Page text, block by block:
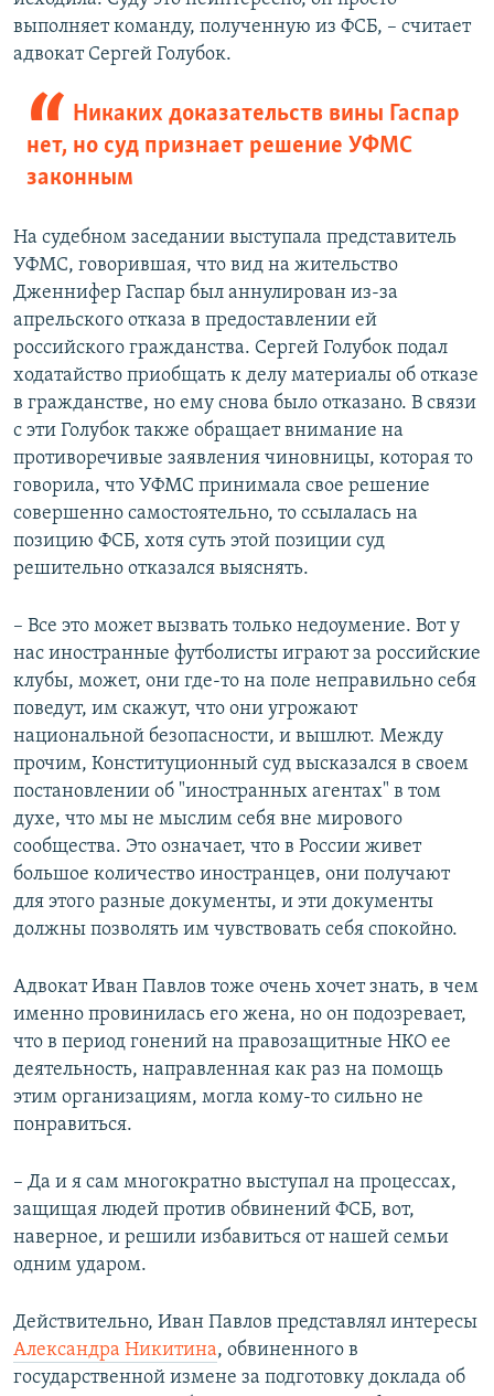
выполняет команду, полученную из ФСБ, – считает
адвокат Сергей Голубок.
Никаких доказательств вины Гаспар
нет, но суд признает решение УФМС
законным
На судебном заседании выступала представитель
УФМС, говорившая, что вид на жительство
Дженнифер Гаспар был аннулирован из-за
апрельского отказа в предоставлении ей
российского гражданства. Сергей Голубок подал
ходатайство приобщать к делу материалы об отказе
в гражданстве, но ему снова было отказано. В связи
с эти Голубок также обращает внимание на
противоречивые заявления чиновницы, которая то
говорила, что УФМС принимала свое решение
совершенно самостоятельно, то ссылалась на
позицию ФСБ, хотя суть этой позиции суд
решительно отказался выяснять.
– Все это может вызвать только недоумение. Вот у
нас иностранные футболисты играют за российские
клубы, может, они где-то на поле неправильно себя
поведут, им скажут, что они угрожают
национальной безопасности, и вышлют. Между
прочим, Конституционный суд высказался в своем
постановлении об "иностранных агентах" в том
духе, что мы не мыслим себя вне мирового
сообщества. Это означает, что в России живет
большое количество иностранцев, они получают
для этого разные документы, и эти документы
должны позволять им чувствовать себя спокойно.
Адвокат Иван Павлов тоже очень хочет знать, в чем
именно провинилась его жена, но он подозревает,
что в период гонений на правозащитные НКО ее
деятельность, направленная как раз на помощь
этим организациям, могла кому-то сильно не
понравиться.
– Да и я сам многократно выступал на процессах,
защищая людей против обвинений ФСБ, вот,
наверное, и решили избавиться от нашей семьи
одним ударом.
Действительно, Иван Павлов представлял интересы
Александра Никитина, обвиненного в
государственной измене за подготовку доклада об